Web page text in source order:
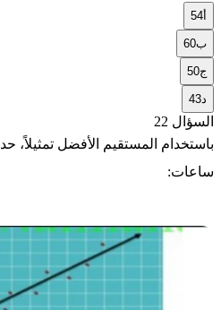
54
ب60
ج50
43
السؤال 22
ساعات: